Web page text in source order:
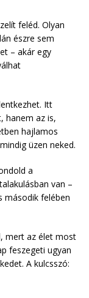
feléd. Olyan
észre sem
– akár egy
Itt
hanem az is,
hajlamos
üzen neked.
a
van –
második felében
mert az élet most
feszegeti ugyan
A kulcsszó: